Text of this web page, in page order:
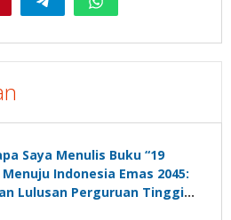
Saya Menulis Buku “19
Indonesia Emas 2045:
Lulusan Perguruan Tinggi